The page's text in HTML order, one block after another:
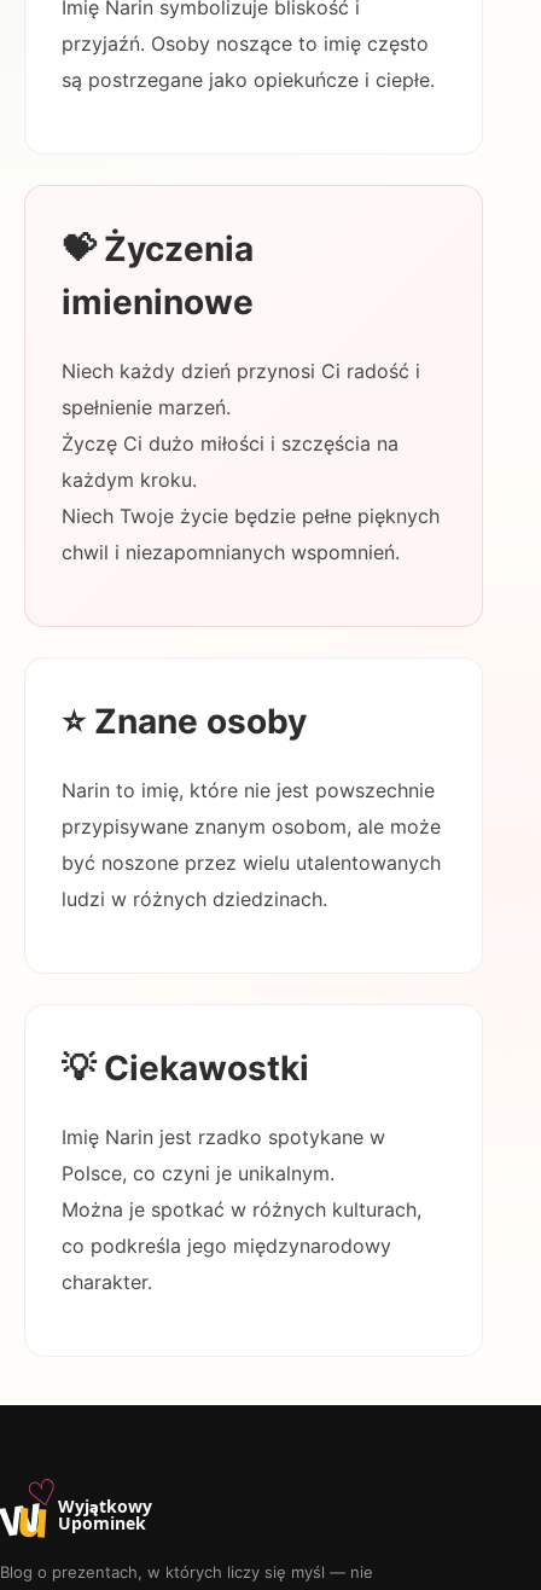
Imię Narin symbolizuje bliskość i
przyjaźń. Osoby noszące to imię często
są postrzegane jako opiekuńcze i ciepłe.
💝 Życzenia
imieninowe
Niech każdy dzień przynosi Ci radość i
spełnienie marzeń.
Życzę Ci dużo miłości i szczęścia na
każdym kroku.
Niech Twoje życie będzie pełne pięknych
chwil i niezapomnianych wspomnień.
⭐ Znane osoby
Narin to imię, które nie jest powszechnie
przypisywane znanym osobom, ale może
być noszone przez wielu utalentowanych
ludzi w różnych dziedzinach.
💡 Ciekawostki
Imię Narin jest rzadko spotykane w
Polsce, co czyni je unikalnym.
Można je spotkać w różnych kulturach,
co podkreśla jego międzynarodowy
charakter.
u♡Wyjątkowy
Upominek
Blog o prezentach, w których liczy się myśl — nie